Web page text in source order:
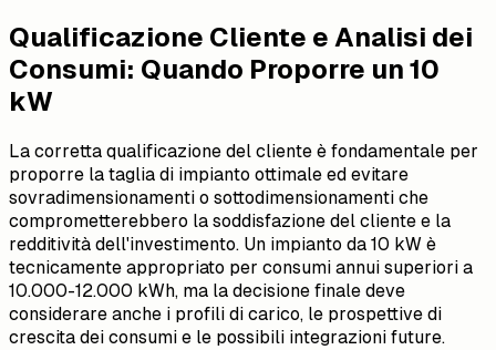
Qualificazione Cliente e Analisi dei
Consumi: Quando Proporre un 10
kW
La corretta qualificazione del cliente è fondamentale per
proporre la taglia di impianto ottimale ed evitare
sovradimensionamenti o sottodimensionamenti che
comprometterebbero la soddisfazione del cliente e la
redditività dell'investimento. Un impianto da 10 kW è
tecnicamente appropriato per consumi annui superiori a
10.000-12.000 kWh, ma la decisione finale deve
considerare anche i profili di carico, le prospettive di
crescita dei consumi e le possibili integrazioni future.